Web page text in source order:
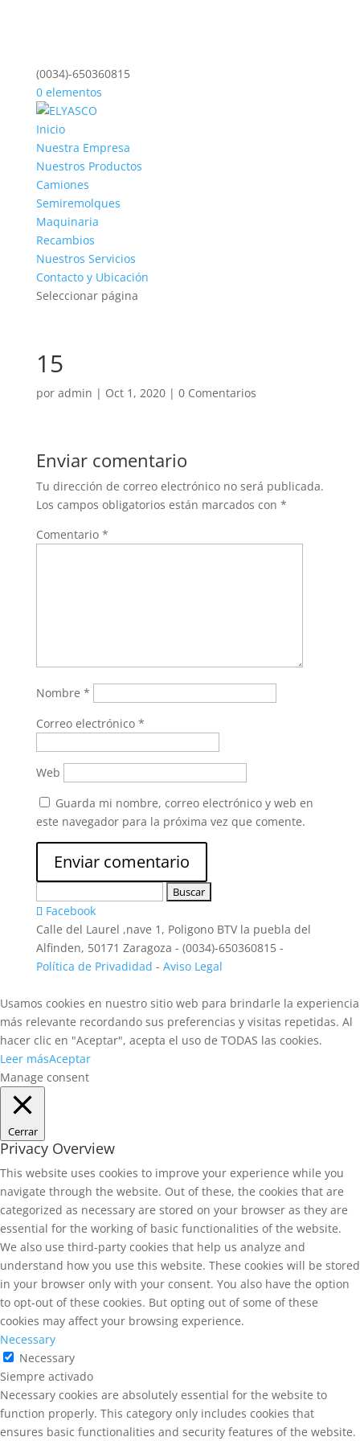
(0034)-650360815
0 elementos
Inicio
Nuestra Empresa
Nuestros Productos
Camiones
Semiremolques
Maquinaria
Recambios
Nuestros Servicios
Contacto y Ubicación
Seleccionar página
15
por admin | Oct 1, 2020| 0 Comentarios
Enviar comentario
Tu dirección de correo electrónico no será publicada.
Los campos obligatorios están marcados con *
Comentario *
Nombre *
Correo electrónico *
Web
Guarda mi nombre, correo electrónico y web en
este navegador para la próxima vez que comente.
Facebook
Calle del Laurel ,nave 1, Poligono BTV la puebla del
Alfinden, 50171 Zaragoza - (0034)-650360815 -
Política de Privadidad - Aviso Legal
Usamos cookies en nuestro sitio web para brindarle la experiencia
más relevante recordando sus preferencias y visitas repetidas. Al
hacer clic en "Aceptar", acepta el uso de TODAS las cookies.
Leer másAceptar
Manage consent
Cerrar
Privacy Overview
This website uses cookies to improve your experience while you
navigate through the website. Out of these, the cookies that are
categorized as necessary are stored on your browser as they are
essential for the working of basic functionalities of the website.
We also use third-party cookies that help us analyze and
understand how you use this website. These cookies will be stored
in your browser only with your consent. You also have the option
to opt-out of these cookies. But opting out of some of these
cookies may affect your browsing experience.
Necessary
Necessary
Siempre activado
Necessary cookies are absolutely essential for the website to
function properly. This category only includes cookies that
ensures basic functionalities and security features of the website.